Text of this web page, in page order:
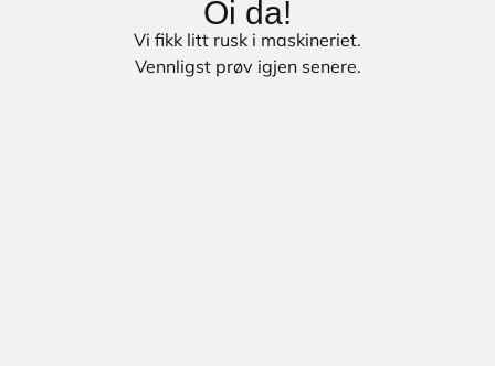
Oi da!
Vi fikk litt rusk i maskineriet.
Vennligst prøv igjen senere.